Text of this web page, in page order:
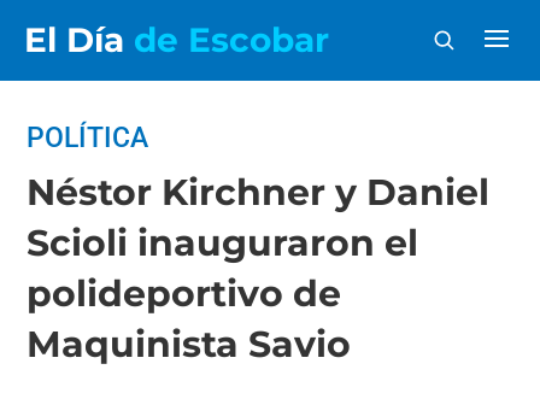
El Día de Escobar
POLÍTICA
Néstor Kirchner y Daniel
Scioli inauguraron el
polideportivo de
Maquinista Savio